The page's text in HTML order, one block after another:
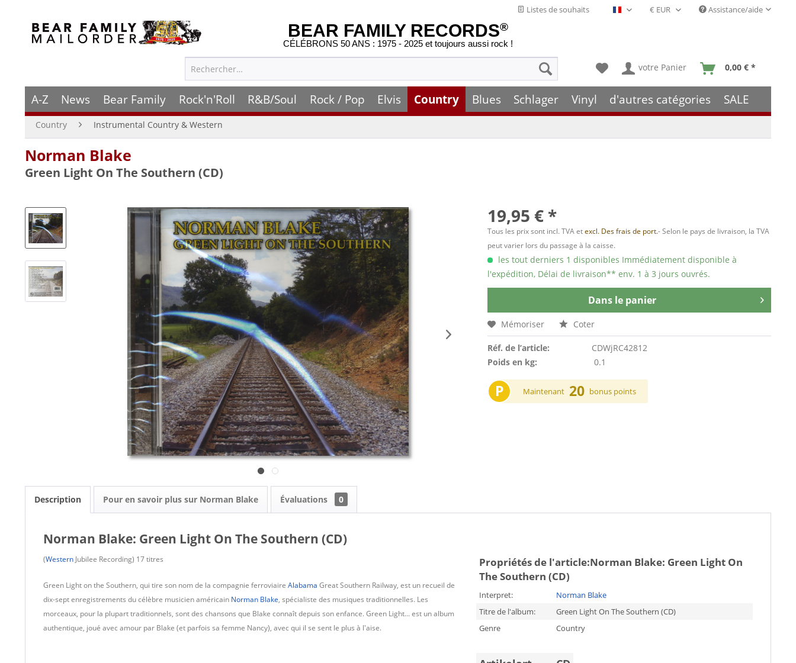
Listes de souhaits Français- FR Assistance/aide
BEAR FAMILY RECORDS®
CÉLÉBRONS 50 ANS : 1975 - 2025 et toujours aussi rock !
votre Panier 0,00 € *
A-Z News Bear Family Rock'n'Roll R&B/Soul Rock / Pop Elvis Country Blues Schlager Vinyl d'autres catégories SALE
Country Instrumental Country & Western
Norman Blake
Green Light On The Southern (CD)
19,95 € *
Tous les prix sont incl. TVA etexcl. Des frais de port.- Selon le pays de livraison, la TVA
peut varier lors du passage à la caisse.
les tout derniers 1 disponibles Immédiatement disponible à
l'expédition, Délai de livraison** env. 1 à 3 jours ouvrés.
Dans le panier
Mémoriser Coter
Réf. de l’article:
CDWjRC42812
Poids en kg:
0.1
P Maintenant 20 bonus points
Description Pour en savoir plus sur Norman Blake Évaluations 0
Norman Blake: Green Light On The Southern (CD)
(Western Jubilee Recording) 17 titres
Green Light on the Southern, qui tire son nom de la compagnie ferroviaire Alabama Great Southern Railway, est un recueil de
dix-sept enregistrements du célèbre musicien américain Norman Blake, spécialiste des musiques traditionnelles. Les
morceaux, pour la plupart traditionnels, sont des chansons que Blake connaît depuis son enfance. Green Light... est un album
authentique, joué avec amour par Blake (et parfois sa femme Nancy), avec qui il se sent le plus à l'aise.
Propriétés de l'article:Norman Blake: Green Light On
The Southern (CD)
Interpret:
Norman Blake
Titre de l'album:
Green Light On The Southern (CD)
Genre
Country